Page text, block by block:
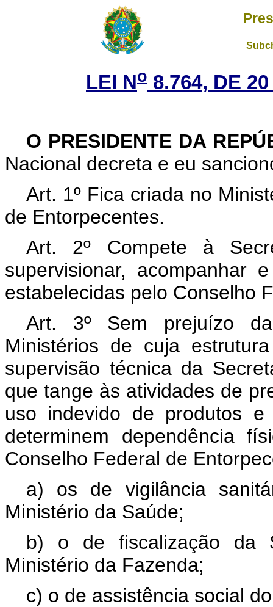
LEI No 8.764, DE
O PRESIDENTE DA
Nacional decreta e eu
Art. 1º Fica criada no
de Entorpecentes.
Art. 2º Compete à
supervisionar, acompanhar
estabelecidas pelo Conselho
Art. 3º Sem prejuízo da
Ministérios de cuja
supervisão técnica da
que tange às atividades de
uso indevido de produtos e
determinem dependência
Conselho Federal de
a) os de vigilância
Ministério da Saúde;
b) o de fiscalização da
Ministério da Fazenda;
c) o de assistência social